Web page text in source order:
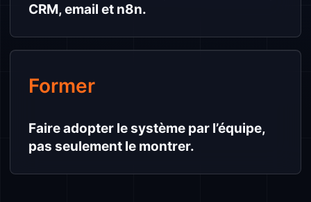
CRM, email et n8n.
Former
Faire adopter le système par l’équipe,
pas seulement le montrer.